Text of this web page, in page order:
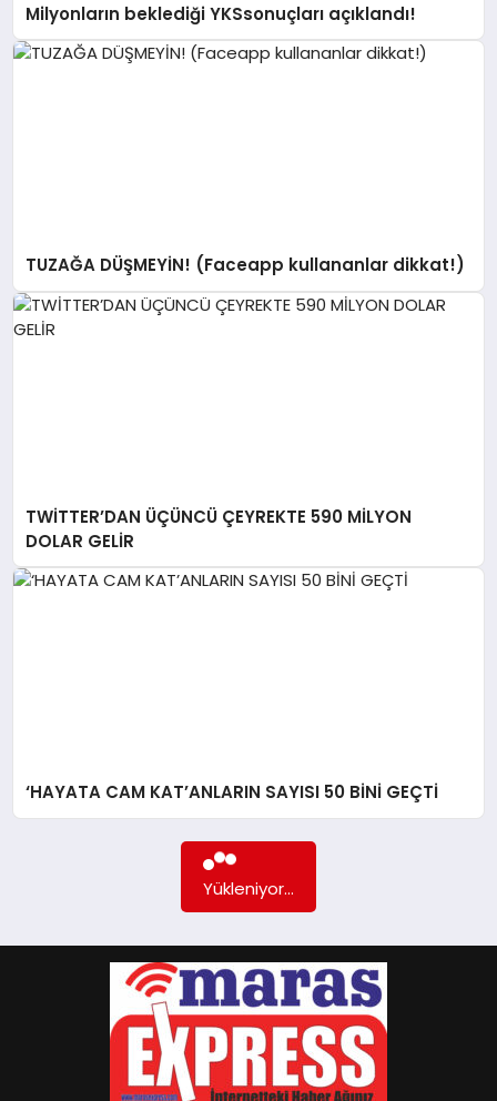
TÜRKOĞLU
Milyonların beklediği YKSsonuçları açıklandı!
TUZAĞA DÜŞMEYİN! (Faceapp kullananlar dikkat!)
TWİTTER’DAN ÜÇÜNCÜ ÇEYREKTE 590 MİLYON
DOLAR GELİR
‘HAYATA CAM KAT’ANLARIN SAYISI 50 BİNİ GEÇTİ
Yükleniyor...